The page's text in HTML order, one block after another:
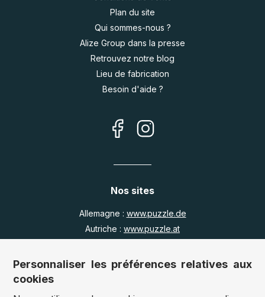
Plan du site
Qui sommes-nous ?
Alize Group dans la presse
Retrouvez notre blog
Lieu de fabrication
Besoin d'aide ?
Nos sites
Allemagne : www.puzzle.de
Autriche : www.puzzle.at
Royaume Uni :
www.jigsawpuzzle.co.uk
Personnaliser les préférences relatives aux
cookies